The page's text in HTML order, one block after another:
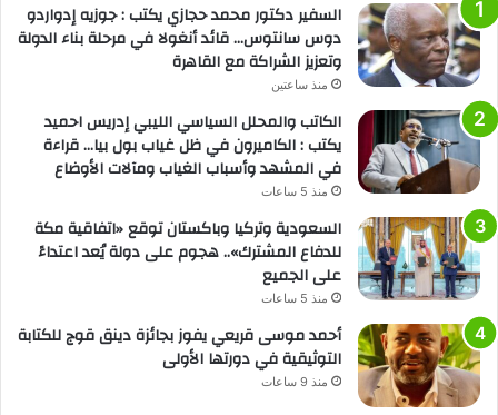
السفير دكتور محمد حجازي يكتب : جوزيه إدواردو
دوس سانتوس… قائد أنغولا في مرحلة بناء الدولة
وتعزيز الشراكة مع القاهرة
منذ ساعتين
الكاتب والمحلل السياسي الليبي إدريس احميد
يكتب : الكاميرون في ظل غياب بول بيا… قراءة
في المشهد وأسباب الغياب ومآلات الأوضاع
منذ 5 ساعات
السعودية وتركيا وباكستان توقع «اتفاقية مكة
للدفاع المشترك».. هجوم على دولة يُعد اعتداءً
على الجميع
منذ 5 ساعات
أحمد موسى قريعي يفوز بجائزة دينق قوج للكتابة
التوثيقية في دورتها الأولى
منذ 9 ساعات